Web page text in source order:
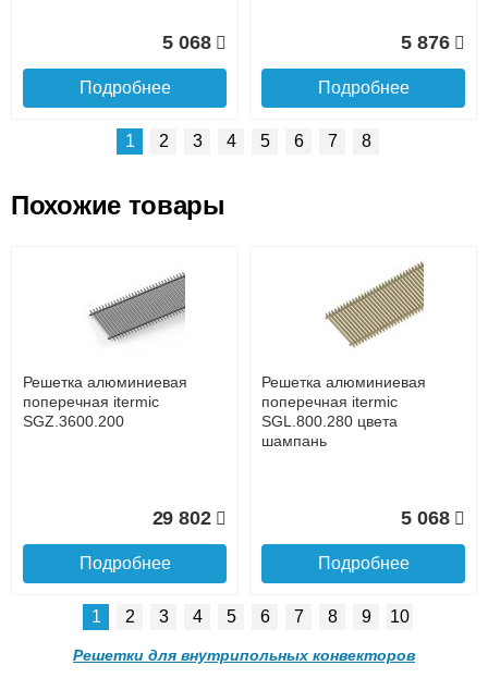
до подъезда
5 068
Подробнее
5 876
Подробнее
поперечная itermic
SGL.800.400 цвета
Решетка алюминиевая
поперечная itermic
SGL.900.160 цвета
шампань
Подробнее
Решетка алюминиевая
поперечная itermic
SGL.900.220 цвета
Решетка алюминиевая
SGL.900.280 цвета
1 2 3 4 5 6 7 8
Похожие товары
Решетка алюминиевая
поперечная itermic
SGZ.3600.200
29 802
Подробнее
Решетка алюминиевая
поперечная itermic
SGL.800.280 цвета
шампань
5 068
Подробнее
1 2 3 4 5 6 7 8 9 10
Решетки для внутрипольных конвекторов